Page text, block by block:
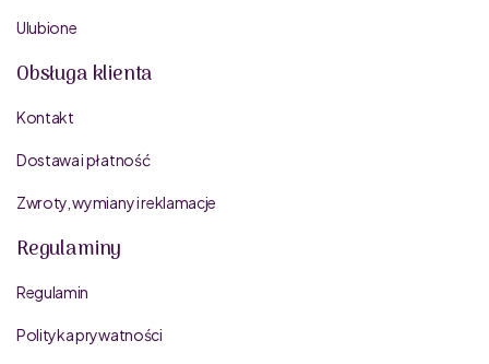
Ulubione
Obsługa klienta
Kontakt
Dostawa i płatność
Zwroty, wymiany i reklamacje
Regulaminy
Regulamin
Polityka prywatności